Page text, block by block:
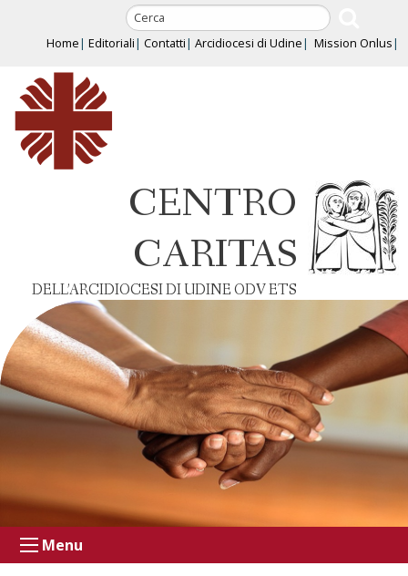
content
Home Editoriali Contatti Arcidiocesi di Udine Mission Onlus
CENTRO
CARITAS
DELL’ARCIDIOCESI DI UDINE ODV ETS
Menu